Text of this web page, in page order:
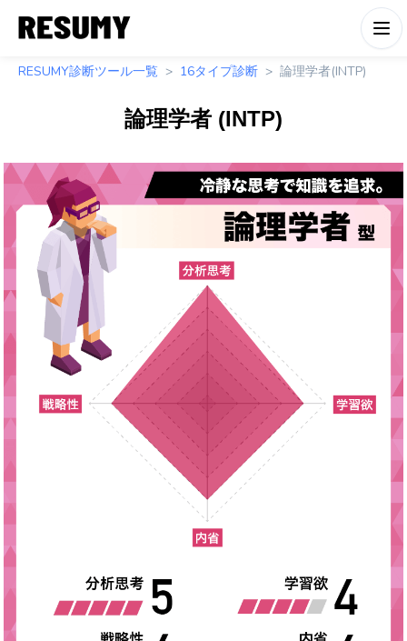
RESUMY診断ツール一覧 16タイプ診断 論理学者(INTP)
論理学者 (INTP)